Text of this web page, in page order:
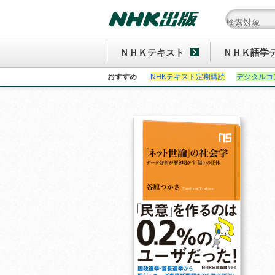
ＮＨＫテキスト ＮＨＫ語学
おすすめ NHKテキスト定期購読 デジタル